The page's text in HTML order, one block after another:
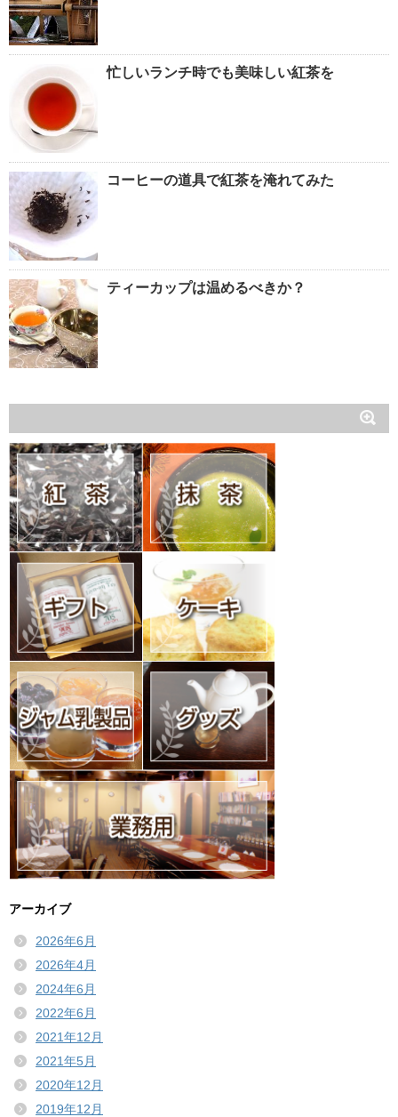
忙しいランチ時でも美味しい紅茶を
コーヒーの道具で紅茶を淹れてみた
ティーカップは温めるべきか？
アーカイブ
2026年6月
2026年4月
2024年6月
2022年6月
2021年12月
2021年5月
2020年12月
2019年12月